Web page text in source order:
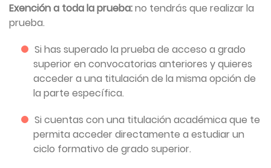
Exención a toda la prueba:no tendrás que realizar la
prueba.
Si has superado la prueba de acceso a grado
superior en convocatorias anteriores y quieres
acceder a una titulación de la misma opción de
la parte específica.
Si cuentas con una titulación académica que te
permita acceder directamente a estudiar un
ciclo formativo de grado superior.